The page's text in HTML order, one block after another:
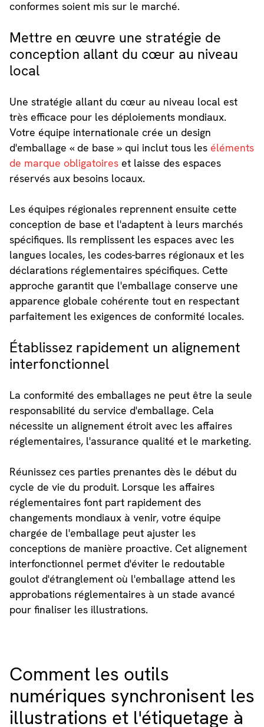
conformes soient mis sur le marché.
Mettre en œuvre une stratégie de
conception allant du cœur au niveau
local
Une stratégie allant du cœur au niveau local est
très efficace pour les déploiements mondiaux.
Votre équipe internationale crée un design
d'emballage « de base » qui inclut tous les éléments
de marque obligatoireset laisse des espaces
réservés aux besoins locaux.
Les équipes régionales reprennent ensuite cette
conception de base et l'adaptent à leurs marchés
spécifiques. Ils remplissent les espaces avec les
langues locales, les codes-barres régionaux et les
déclarations réglementaires spécifiques. Cette
approche garantit que l'emballage conserve une
apparence globale cohérente tout en respectant
parfaitement les exigences de conformité locales.
Établissez rapidement un alignement
interfonctionnel
La conformité des emballages ne peut être la seule
responsabilité du service d'emballage. Cela
nécessite un alignement étroit avec les affaires
réglementaires, l'assurance qualité et le marketing.
Réunissez ces parties prenantes dès le début du
cycle de vie du produit. Lorsque les affaires
réglementaires font part rapidement des
changements mondiaux à venir, votre équipe
chargée de l'emballage peut ajuster les
conceptions de manière proactive. Cet alignement
interfonctionnel permet d'éviter le redoutable
goulot d'étranglement où l'emballage attend les
approbations réglementaires à un stade avancé
pour finaliser les illustrations.
Comment les outils
numériques synchronisent les
illustrations et l'étiquetage à